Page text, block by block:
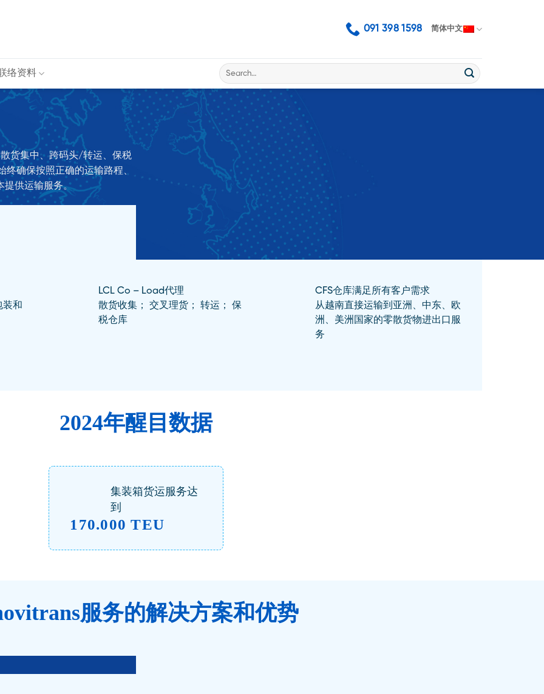
091 398 1598 简体中文
络资料
货集中、跨码头/转运、保税
终确保按照正确的运输路程、
提供运输服务。
LCL Co – Load代理
CFS仓库满足所有客户需求
和
散货收集； 交叉理货； 转运； 保
税仓库
从越南直接运输到亚洲、中东、欧
洲、美洲国家的零散货物进出口服
务
2024年醒目数据
集装箱货运服务达
到
170.000 TEU
服务的解决方案和优势